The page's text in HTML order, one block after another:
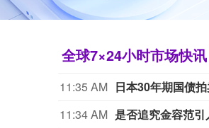
全球7×24小时市场快讯
11:35 AM 日本30年期国债
11:34 AM 是否追究金容范